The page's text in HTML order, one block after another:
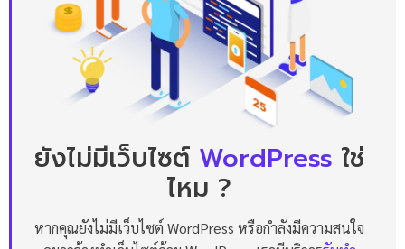
ยังไม่มีเว็บไซต์ WordPress ใช่
ไหม ?
หากคุณยังไม่มีเว็บไซต์ WordPress หรือกำลังมีความสนใจ